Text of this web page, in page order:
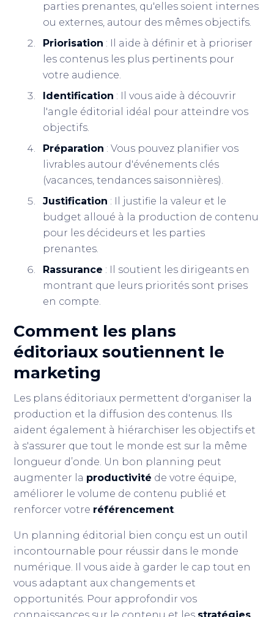
parties prenantes, qu'elles soient internes
ou externes, autour des mêmes objectifs.
Priorisation : Il aide à définir et à prioriser
les contenus les plus pertinents pour
votre audience.
Identification : Il vous aide à découvrir
l'angle éditorial idéal pour atteindre vos
objectifs.
Préparation : Vous pouvez planifier vos
livrables autour d'événements clés
(vacances, tendances saisonnières).
Justification : Il justifie la valeur et le
budget alloué à la production de contenu
pour les décideurs et les parties
prenantes.
Rassurance : Il soutient les dirigeants en
montrant que leurs priorités sont prises
en compte.
Comment les plans
éditoriaux soutiennent le
marketing
Les plans éditoriaux permettent d'organiser la
production et la diffusion des contenus. Ils
aident également à hiérarchiser les objectifs et
à s'assurer que tout le monde est sur la même
longueur d’onde. Un bon planning peut
augmenter la productivité de votre équipe,
améliorer le volume de contenu publié et
renforcer votre référencement.
Un planning éditorial bien conçu est un outil
incontournable pour réussir dans le monde
numérique. Il vous aide à garder le cap tout en
vous adaptant aux changements et
opportunités. Pour approfondir vos